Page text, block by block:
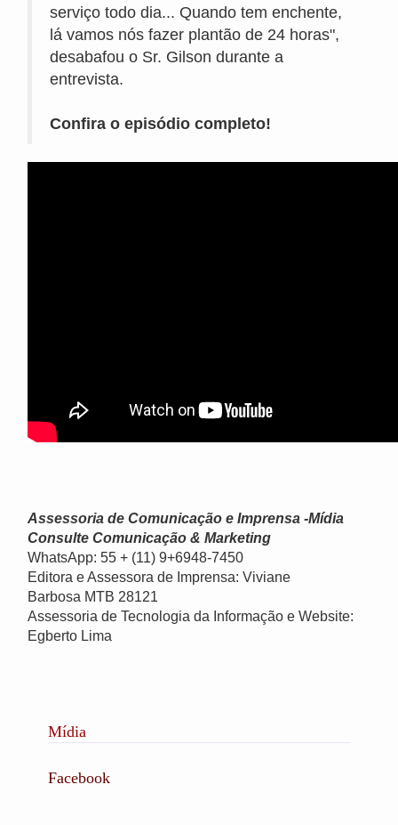
serviço todo dia... Quando tem enchente,
lá vamos nós fazer plantão de 24 horas",
desabafou o Sr. Gilson durante a
entrevista.
Confira o episódio completo!
Assessoria de Comunicação e Imprensa -Mídia
Consulte Comunicação & Marketing
WhatsApp: 55 + (11) 9+6948-7450
Editora e Assessora de Imprensa: Viviane
Barbosa MTB 28121
Assessoria de Tecnologia da Informação e Website:
Egberto Lima
Mídia
Facebook